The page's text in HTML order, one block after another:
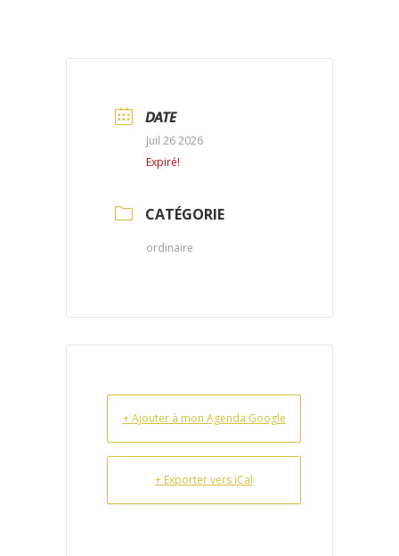
DATE
Juil 26 2026
Expiré!
CATÉGORIE
ordinaire
+ Ajouter à mon Agenda Google
+ Exporter vers iCal